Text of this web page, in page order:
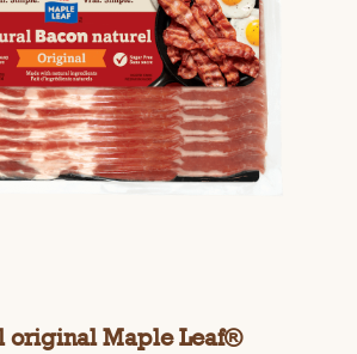
original Maple Leaf®